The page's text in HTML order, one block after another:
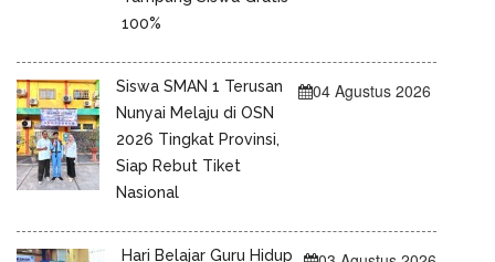
100%
Siswa SMAN 1 Terusan
Nunyai Melaju di OSN
2026 Tingkat Provinsi,
Siap Rebut Tiket
Nasional
04 Agustus 2026
Hari Belajar Guru Hidup